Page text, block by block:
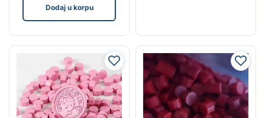
Dodaj u korpu